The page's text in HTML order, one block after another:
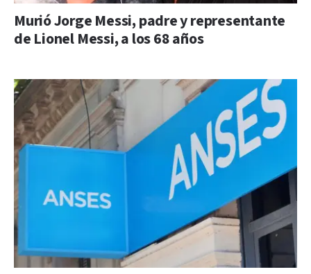
Murió Jorge Messi, padre y representante
de Lionel Messi, a los 68 años